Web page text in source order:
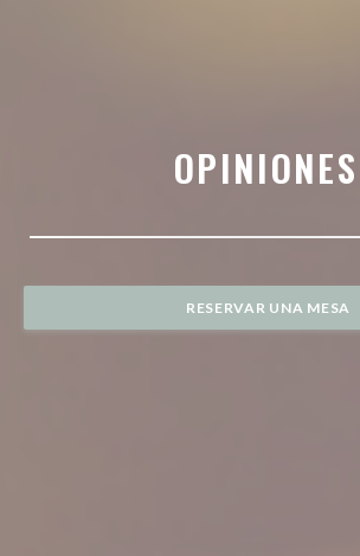
OPINIONES
RESERVAR UNA MESA